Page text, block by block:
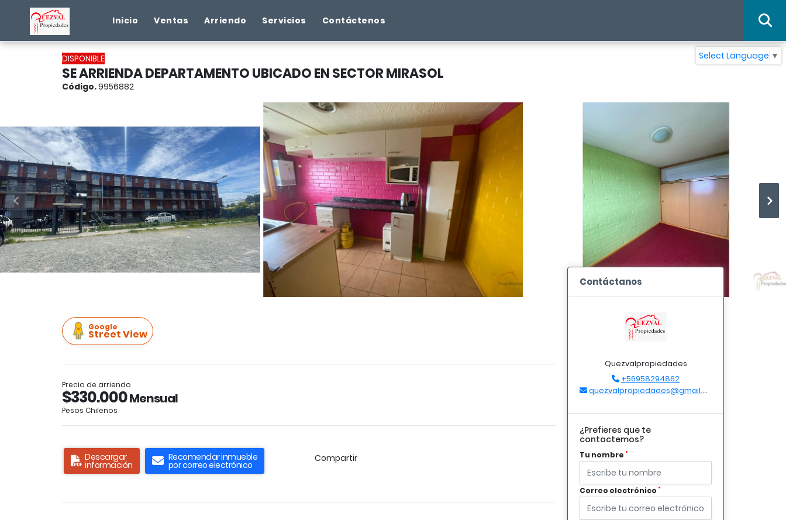
Inicio Ventas Arriendo Servicios Contáctenos
Select Language ▼
DISPONIBLE
SE ARRIENDA DEPARTAMENTO UBICADO EN SECTOR MIRASOL
Código.9956882
Google
Street View
Precio de arriendo
$330.000Mensual
Pesos Chilenos
Descargar
información
Recomendar inmueble
por correo electrónico
Compartir
Contáctanos
Quezvalpropiedades
+56958294862
quezvalpropiedades@gmail.com
¿Prefieres que te
contactemos?
Tu nombre *
Correo electrónico *